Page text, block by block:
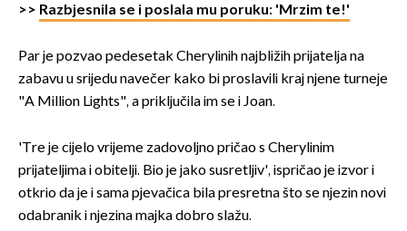
>> Razbjesnila se i poslala mu poruku: 'Mrzim te!'
Par je pozvao pedesetak Cherylinih najbližih prijatelja na
zabavu u srijedu navečer kako bi proslavili kraj njene turneje
"A Million Lights", a priključila im se i Joan.
'Tre je cijelo vrijeme zadovoljno pričao s Cherylinim
prijateljima i obitelji. Bio je jako susretljiv', ispričao je izvor i
otkrio da je i sama pjevačica bila presretna što se njezin novi
odabranik i njezina majka dobro slažu.